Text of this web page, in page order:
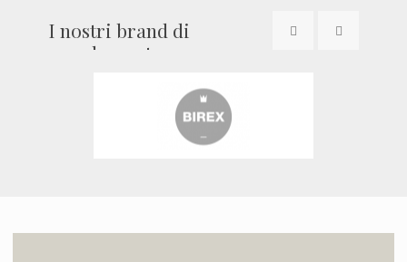
I nostri brand di
arredamento